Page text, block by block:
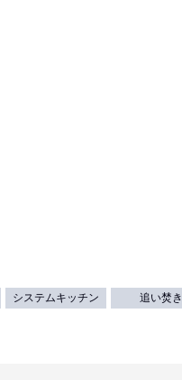
システムキッチン
追い焚き